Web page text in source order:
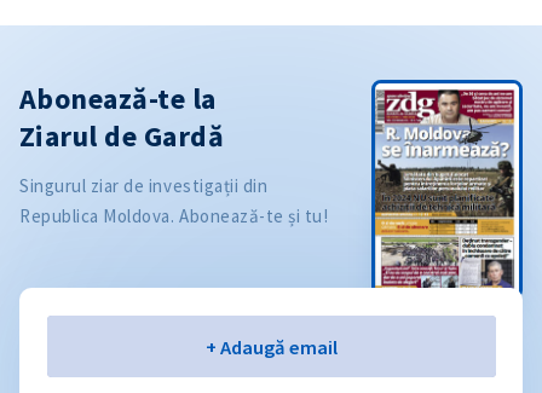
Abonează-te la
Ziarul de Gardă
Singurul ziar de investigații din
Republica Moldova. Abonează-te și tu!
+ Adaugă email